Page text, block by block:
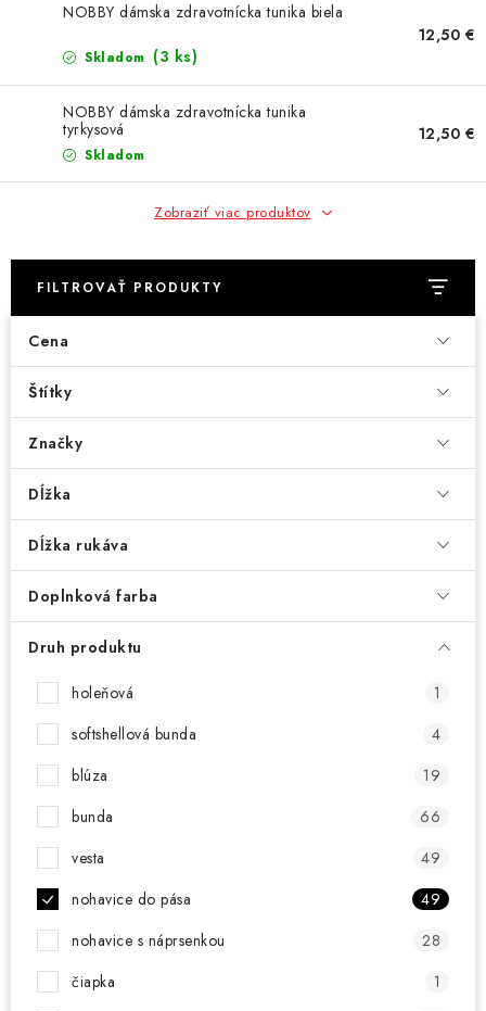
NOBBY dámska zdravotnícka tunika biela
Skladom (3 ks)
12,50 €
NOBBY dámska zdravotnícka tunika
tyrkysová
Skladom
12,50 €
Zobraziť viac produktov
FILTROVAŤ PRODUKTY
Cena
Štítky
Značky
Dĺžka
Dĺžka rukáva
Doplnková farba
Druh produktu
holeňová
1
softshellová bunda
4
blúza
19
bunda
66
vesta
49
nohavice do pása
49
nohavice s náprsenkou
28
čiapka
1